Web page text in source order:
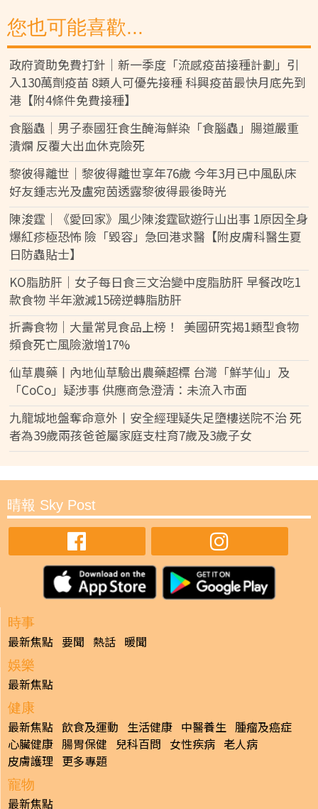
您也可能喜歡...
政府資助免費打針｜新一季度「流感疫苗接種計劃」引
入130萬劑疫苗 8類人可優先接種 科興疫苗最快月底先到
港【附4條件免費接種】
食腦蟲｜男子泰國狂食生醃海鮮染「食腦蟲」腸道嚴重
潰爛 反覆大出血休克險死
黎彼得離世｜黎彼得離世享年76歲 今年3月已中風臥床
好友鍾志光及盧宛茵透露黎彼得最後時光
陳浚霆｜《愛回家》風少陳浚霆歐遊行山出事 1原因全身
爆紅疹極恐怖 險「毀容」急回港求醫【附皮膚科醫生夏
日防蟲貼士】
KO脂肪肝｜女子每日食三文治變中度脂肪肝 早餐改吃1
款食物 半年激減15磅逆轉脂肪肝
折壽食物｜大量常見食品上榜！ 美國研究揭1類型食物
頻食死亡風險激增17%
仙草農藥丨內地仙草驗出農藥超標 台灣「鮮芋仙」及
「CoCo」疑涉事 供應商急澄清：未流入市面
九龍城地盤奪命意外丨安全經理疑失足墮樓送院不治 死
者為39歲兩孩爸爸屬家庭支柱育7歲及3歲子女
晴報 Sky Post
時事
最新焦點 要聞 熱話 暖聞
娛樂
最新焦點
健康
最新焦點 飲食及運動 生活健康 中醫養生 腫瘤及癌症
心臟健康 腸胃保健 兒科百問 女性疾病 老人病
皮膚護理 更多專題
寵物
最新焦點